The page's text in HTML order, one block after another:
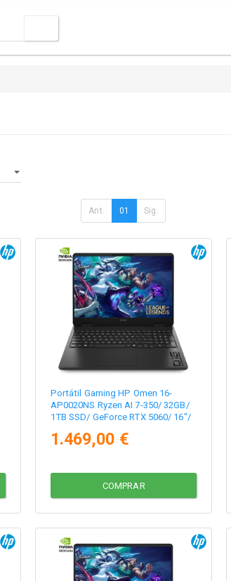
Ant. 01 Sig.
Portátil Gaming HP Omen 16-
AP0020NS Ryzen AI 7-350/ 32GB/
1TB SSD/ GeForce RTX 5060/ 16"/
1.469,00 €
COMPRAR